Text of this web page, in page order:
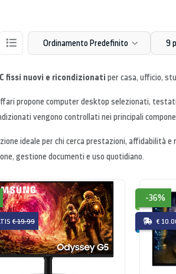
Ordinamento Predefinito 9
fissi nuovi e ricondizionati per casa, ufficio,
propone computer desktop selezionati,
vengono controllati nei principali
ideale per chi cerca prestazioni, affidabilità
gestione documenti e uso quotidiano.
€ 19.99
-36%
€